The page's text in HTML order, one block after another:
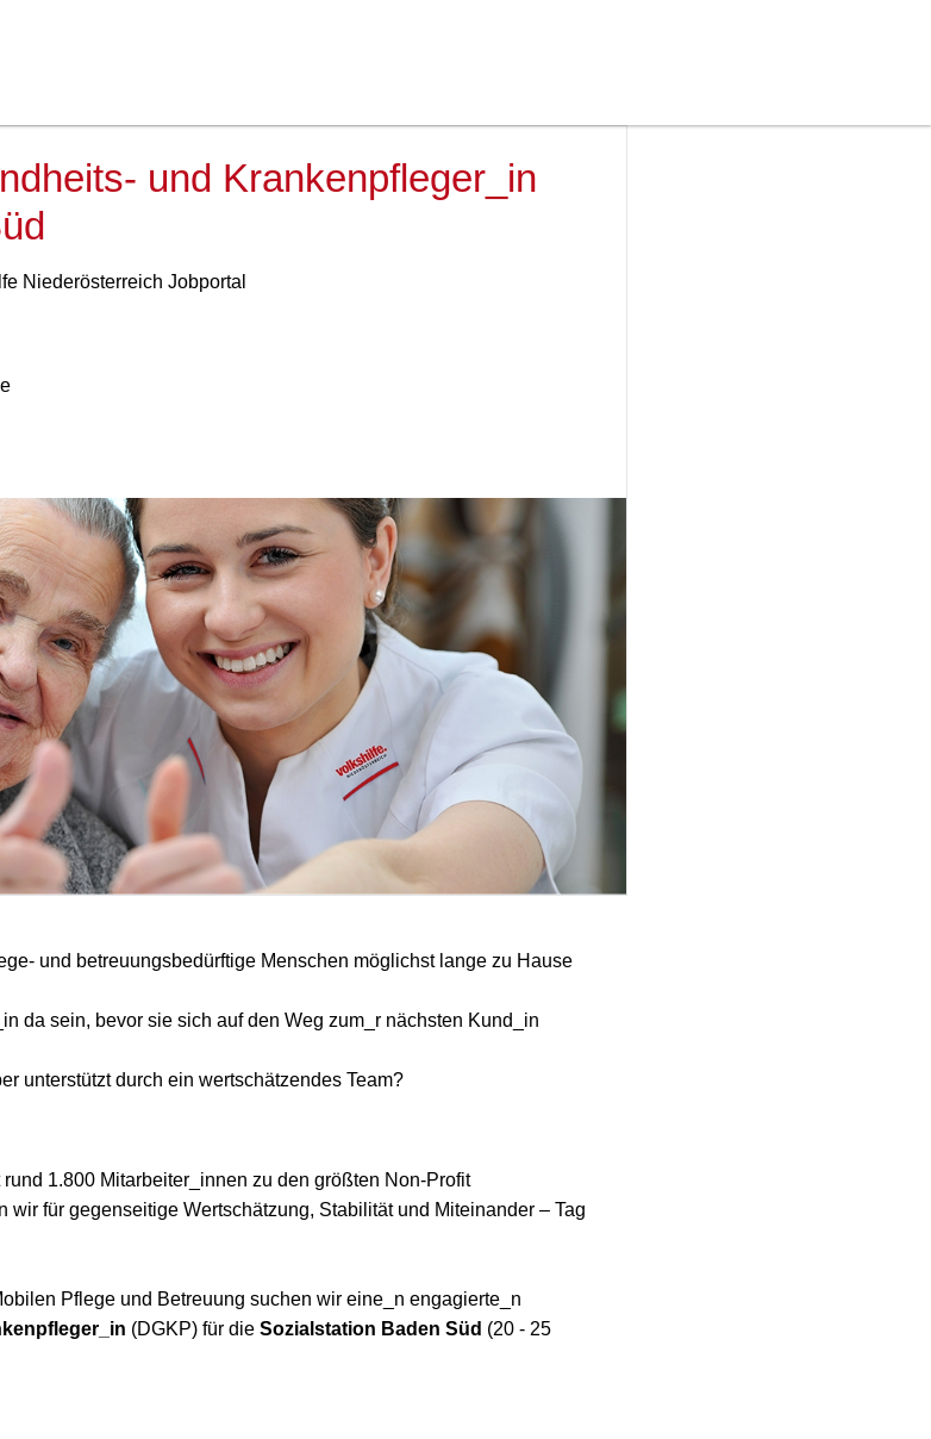
und Krankenpfleger_in
Niederösterreich Jobportal
und betreuungsbedürftige Menschen möglichst lange zu Hause
da sein, bevor sie sich auf den Weg zum_r nächsten Kund_in
unterstützt durch ein wertschätzendes Team?
1.800 Mitarbeiter_innen zu den größten Non-Profit
wir für gegenseitige Wertschätzung, Stabilität und Miteinander – Tag
Pflege und Betreuung suchen wir eine_n engagierte_n
(DGKP) für die Sozialstation Baden Süd (20 - 25